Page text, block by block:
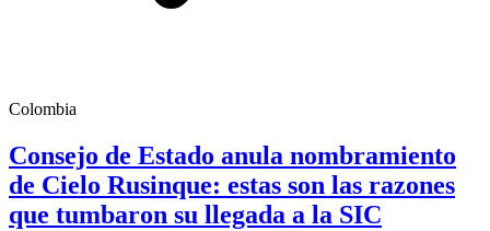
Colombia
Consejo de Estado anula nombramiento
de Cielo Rusinque: estas son las razones
que tumbaron su llegada a la SIC